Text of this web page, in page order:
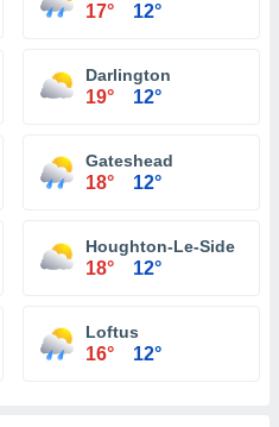
17° 12°
Darlington
19° 12°
Gateshead
18° 12°
Houghton-Le-Side
18° 12°
Loftus
16° 12°